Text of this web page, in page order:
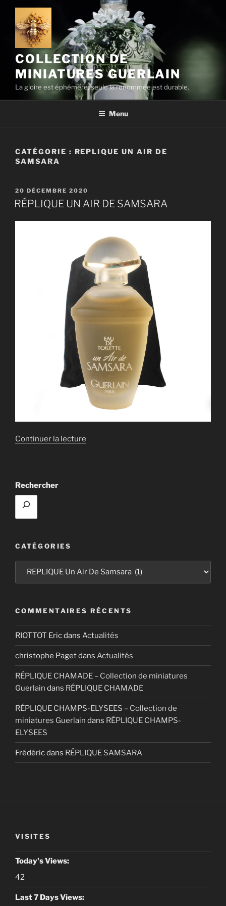
Aller
contenu
principal
COLLECTION DE
MINIATURES GUERLAIN
La gloire est éphémère, seule la renommée est durable.
Menu
CATÉGORIE : REPLIQUE UN AIR DE
SAMSARA
PUBLIÉ
LE
20 DÉCEMBRE 2020
RÉPLIQUE UN AIR DE SAMSARA
Continuer la lecture
Rechercher
CATÉGORIES
Catégories
COMMENTAIRES RÉCENTS
RIOTTOT Ericdans Actualités
christophe Pagetdans Actualités
RÉPLIQUE CHAMADE – Collection de miniatures
Guerlain dans RÉPLIQUE CHAMADE
RÉPLIQUE CHAMPS-ELYSEES – Collection de
miniatures Guerlain dans RÉPLIQUE CHAMPS-
ELYSEES
Frédéricdans RÉPLIQUE SAMSARA
VISITES
Today's Views:
42
Last 7 Days Views: